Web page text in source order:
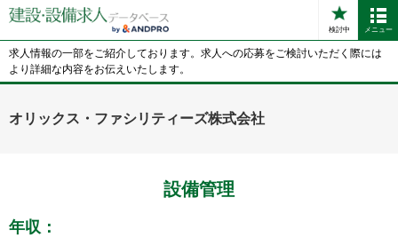
検討中 メニュー
求人情報の一部をご紹介しております。求人への応募をご検討いただく際には
より詳細な内容をお伝えいたします。
オリックス・ファシリティーズ株式会社
設備管理
年収：